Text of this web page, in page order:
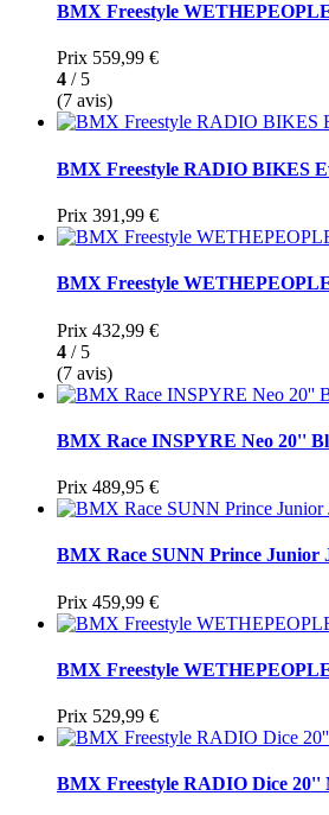
BMX Freestyle
Prix 559,99 €
4 / 5
(7 avis)
BMX Freestyle RADIO BIKES
Prix 391,99 €
BMX Freestyle
Prix 432,99 €
4 / 5
(7 avis)
BMX Race INSPYRE Neo 20''
Prix 489,95 €
BMX Race SUNN Prince Junior
Prix 459,99 €
BMX Freestyle WETHEPEOPLE
Prix 529,99 €
BMX Freestyle RADIO Dice 20''